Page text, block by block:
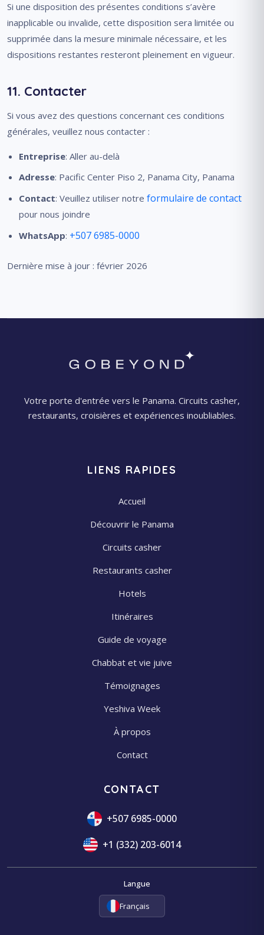
Si une disposition des présentes conditions s’avère
inapplicable ou invalide, cette disposition sera limitée ou
supprimée dans la mesure minimale nécessaire, et les
dispositions restantes resteront pleinement en vigueur.
11. Contacter
Si vous avez des questions concernant ces conditions
générales, veuillez nous contacter :
Entreprise: Aller au-delà
Adresse: Pacific Center Piso 2, Panama City, Panama
Contact: Veuillez utiliser notre formulaire de contact
pour nous joindre
WhatsApp: +507 6985-0000
Dernière mise à jour : février 2026
Votre porte d'entrée vers le Panama. Circuits casher,
restaurants, croisières et expériences inoubliables.
LIENS RAPIDES
Accueil
Découvrir le Panama
Circuits casher
Restaurants casher
Hotels
Itinéraires
Guide de voyage
Chabbat et vie juive
Témoignages
Yeshiva Week
À propos
Contact
CONTACT
+507 6985-0000
+1 (332) 203-6014
Langue
Français